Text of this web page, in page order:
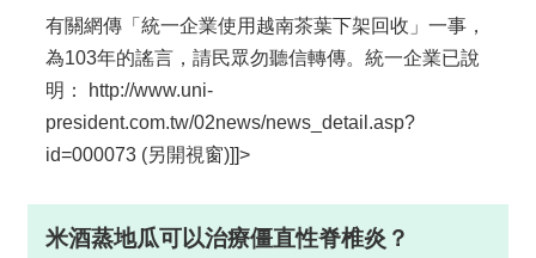
有關網傳「統一企業使用越南茶葉下架回收」一事，
為103年的謠言，請民眾勿聽信轉傳。統一企業已說
明： http://www.uni-
president.com.tw/02news/news_detail.asp?
id=000073 (另開視窗)]]>
米酒蒸地瓜可以治療僵直性脊椎炎？